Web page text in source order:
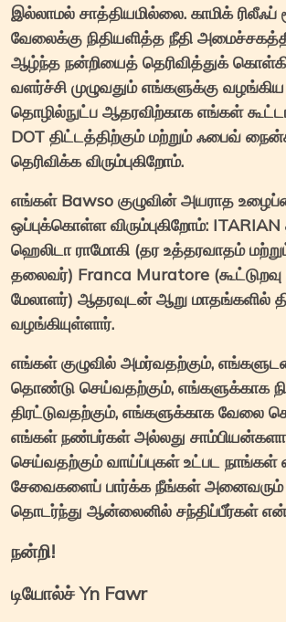
இல்லாமல் சாத்தியமில்லை. காமிக்
வேலைக்கு நிதியளித்த நீதி
ஆழ்ந்த நன்றியைத் தெரிவித்துக்
வளர்ச்சி முழுவதும் எங்களுக்கு வழங்கிய
தொழில்நுட்ப ஆதரவிற்காக எங்கள்
DOT திட்டத்திற்கும் மற்றும் ஃபைவ்
தெரிவிக்க விரும்புகிறோம்.
எங்கள் Bawso குழுவின் அயராத
ஒப்புக்கொள்ள விரும்புகிறோம்:
ஹெலிடா ராமோகி (தர உத்தரவாதம்
தலைவர்) Franca Muratore
மேலாளர்) ஆதரவுடன் ஆறு மாதங்களில்
வழங்கியுள்ளார்.
எங்கள் குழுவில் அமர்வதற்கும்,
தொண்டு செய்வதற்கும், எங்களுக்காக
திரட்டுவதற்கும், எங்களுக்காக வேலை
எங்கள் நண்பர்கள் அல்லது
செய்வதற்கும் வாய்ப்புகள் உட்பட நாங்கள்
சேவைகளைப் பார்க்க நீங்கள்
தொடர்ந்து ஆன்லைனில் சந்திப்பீர்கள்
நன்றி!
டியோல்ச் Yn Fawr